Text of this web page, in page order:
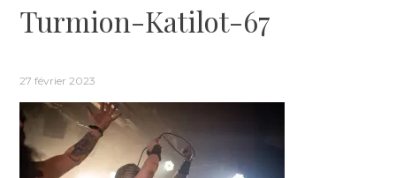
Turmion-Katilot-67
27 février 2023